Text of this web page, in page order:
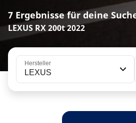
7 Ergebnisse für deine
LEXUS RX 200t 2022
Hersteller
LEXUS